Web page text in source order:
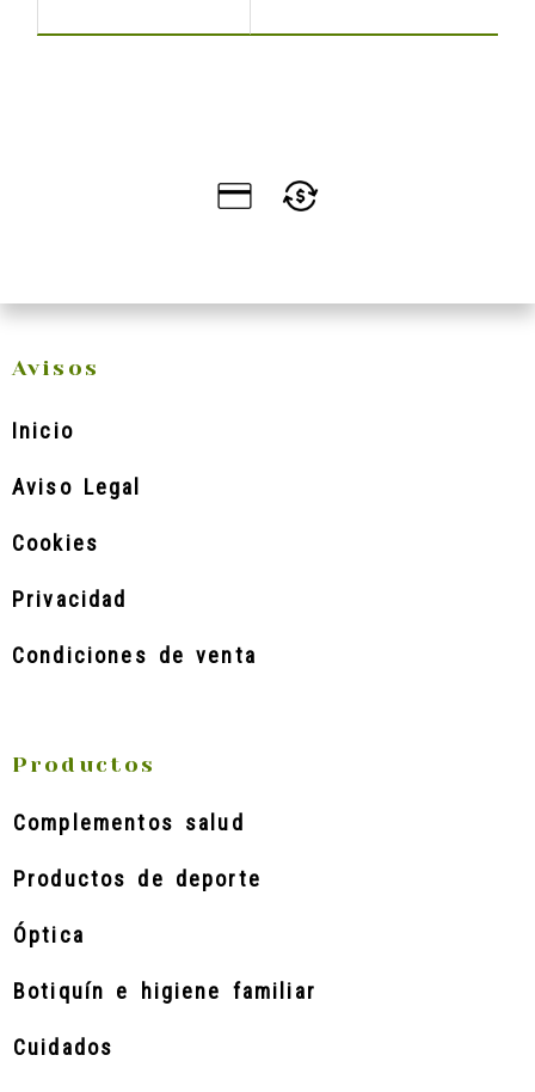
Avisos
Inicio
Aviso Legal
Cookies
Privacidad
Condiciones de venta
Productos
Complementos salud
Productos de deporte
Óptica
Botiquín e higiene familiar
Cuidados